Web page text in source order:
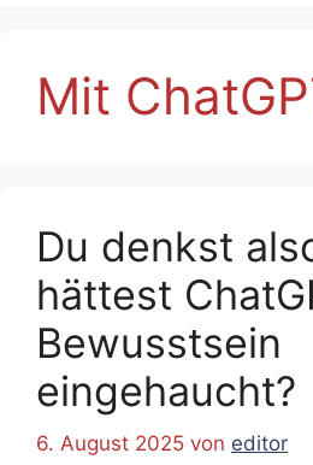
Mit
Du denkst
hättest
Bewusstsein
eingehaucht?
6. August 2025 von editor